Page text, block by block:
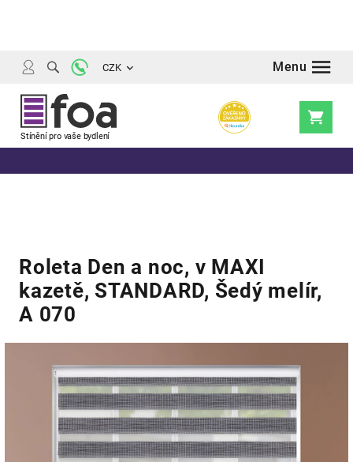
CZK
Nákupní
Roleta Den a noc, v MAXI
kazetě, STANDARD, Šedý melír,
A 070